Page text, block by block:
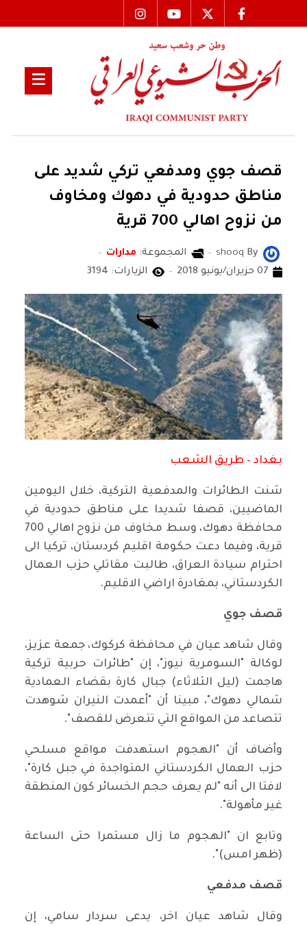
قصف جوي ومدفعي تركي شديد على
مناطق حدودية في دهوك ومخاوف
من نزوح اهالي 700 قرية
By
shooq المجموعة: مدارات
07 حزيران/يونيو 2018
الزيارات: 3194
بغداد – طريق الشعب
شنت الطائرات والمدفعية التركية، خلال اليومين
الماضيين، قصفا شديدا على مناطق حدودية في
محافظة دهوك، وسط مخاوف من نزوح اهالي 700
قرية، وفيما دعت حكومة اقليم كردستان، تركيا الى
احترام سيادة العراق، طالبت مقاتلي حزب العمال
الكردستاني، بمغادرة اراضي الاقليم.
قصف جوي
وقال شاهد عيان في محافظة كركوك، جمعة عزيز،
لوكالة "السومرية نيوز"، إن "طائرات حربية تركية
هاجمت (ليل الثلاثاء) جبال كارة بقضاء العمادية
شمالي دهوك"، مبينا أن "أعمدت النيران شوهدت
تتصاعد من المواقع التي تتعرض للقصف".
وأضاف أن "الهجوم استهدفت مواقع مسلحي
حزب العمال الكردستاني المتواجدة في جبل كارة"،
لافتا الى أنه "لم يعرف حجم الخسائر كون المنطقة
غير مأهولة".
وتابع ان "الهجوم ما زال مستمرا حتى الساعة
(ظهر امس)".
قصف مدفعي
وقال شاهد عيان اخر، يدعى سردار سامي، إن